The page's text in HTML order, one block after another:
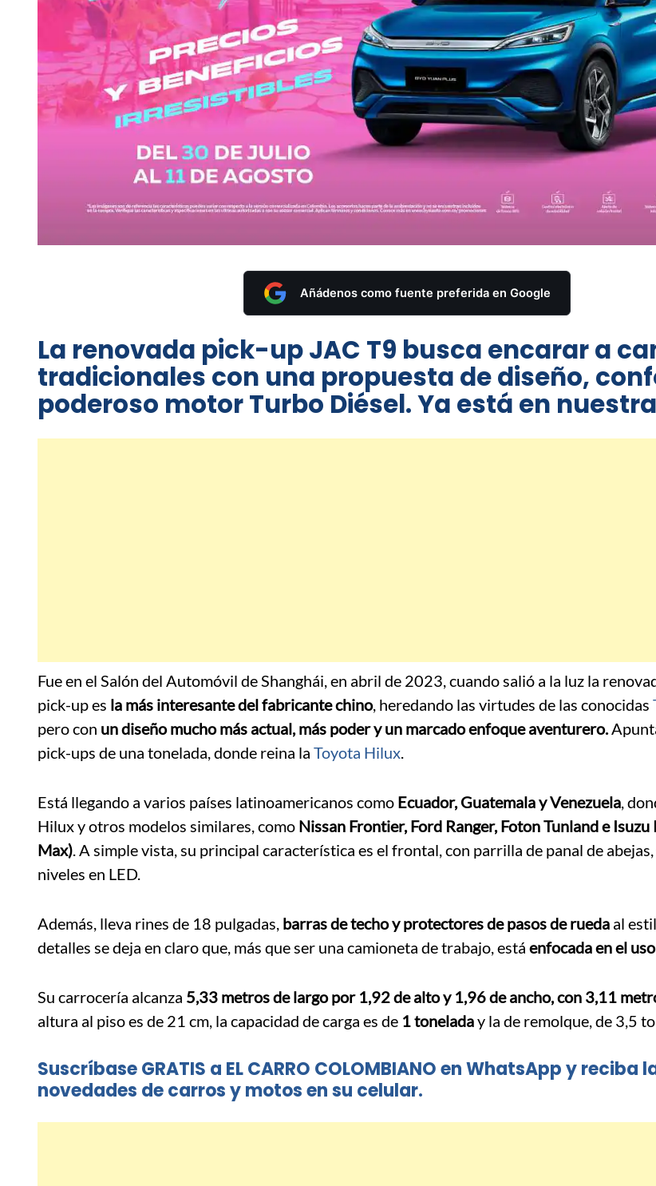
Añádenos como fuente preferida en Google
La renovada pick-up JAC T9 busca encarar a
tradicionales con una propuesta de diseño,
poderoso motor Turbo Diésel. Ya está en
Fue en el Salón del Automóvil de Shanghái, en abril de 2023, cuando salió a la luz la
pick-up es la más interesante del fabricante chino, heredando las virtudes de las conocidas
pero con un diseño mucho más actual, más poder y un marcado enfoque aventurero.
pick-ups de una tonelada, donde reina la Toyota Hilux.
Está llegando a varios países latinoamericanos como Ecuador, Guatemala y Venezuela,
Hilux y otros modelos similares, como Nissan Frontier, Ford Ranger, Foton Tunland e
Max). A simple vista, su principal característica es el frontal, con parrilla de panal de abejas,
niveles en LED.
Además, lleva rines de 18 pulgadas, barras de techo y protectores de pasos de rueda al
detalles se deja en claro que, más que ser una camioneta de trabajo, está enfocada en el
Su carrocería alcanza 5,33 metros de largo por 1,92 de alto y 1,96 de ancho, con 3,11
altura al piso es de 21 cm, la capacidad de carga es de 1 toneladay la de remolque, de 3,5
Suscríbase GRATIS a EL CARRO COLOMBIANO en WhatsApp y reciba
novedades de carros y motos en su celular.